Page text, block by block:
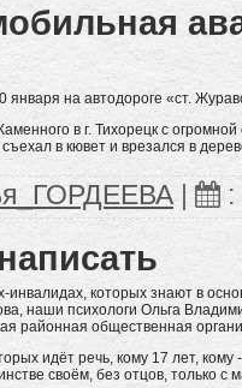
на автодороге «ст.
в г. Тихорецк с
в кювет и врезался в
:
инвалидах, которых знают в
наши психологи Ольга
районная общественная
идёт речь, кому 17 лет,
своём, без отцов, только с